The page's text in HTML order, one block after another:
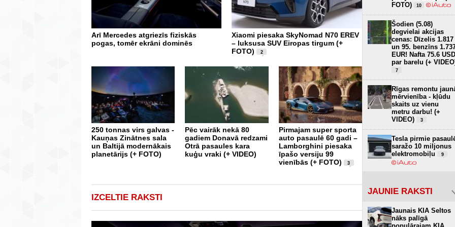
Arī Mercedes atgriezīs fiziskās
pogas, tomēr ekrāni dominēs
Xiaomi piesaka SkyNomad N70 EREV
– luksusa SUV Eiropas tirgum (+
FOTO)
2
250 tonnas virs galvas -
Kauņas Zinātnes sala
un Baltijā modernākais
planetārijs (+ FOTO)
Pēc vairāk nekā 80
gadiem Donavā redzami
Otrā pasaules kara
kuģu vraki (+ VIDEO)
Pirmajam super sporta
auto pasaulē 60 gadi –
Lamborghini piesaka
īpašo versiju 99
vienībās (+ FOTO)
3
Tikai 12,8 kWh uz 100 km –
tron būs
elektroauto (+ FOTO)
3
Piedāvājumā atgriežas
821 Zs jaudīgais Shelby
F-150 Super Snake
Sport (+ FOTO)
9
IZCELTIE RAKSTI
FOTO)
10
Šodien (5.08)
degvielai akcijas
cenas: Dīzelis 1.817
un 95. benzīns
EUR! Nafta 75.6 USD
par barelu (+
7
Rīgas remontu
mērvienība - kļūdu
skaits uz vienu
metru darbu! (+
VIDEO)
3
Tesla pirmie
saražo 10 miljonus
elektromobiļu
9
JAUNIE RAKSTI
Jaunais KIA Seltos
nāks palīgā